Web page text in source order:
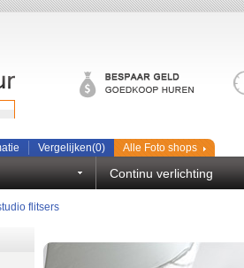
Vergelijken(0) Alle Foto shops
Continu verlichting
flitsers